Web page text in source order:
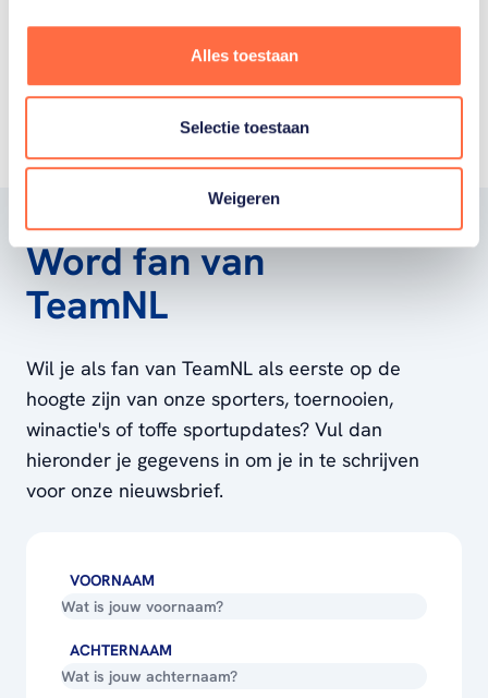
Alles toestaan
Selectie toestaan
Weigeren
Word fan van
TeamNL
Wil je als fan van TeamNL als eerste op de
hoogte zijn van onze sporters, toernooien,
winactie's of toffe sportupdates? Vul dan
hieronder je gegevens in om je in te schrijven
voor onze nieuwsbrief.
VOORNAAM
ACHTERNAAM